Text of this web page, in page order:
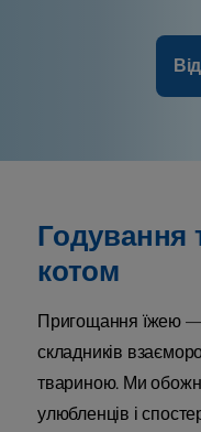
Годування
котом
Пригощання їжею —
складників
твариною. Ми
улюбленців і